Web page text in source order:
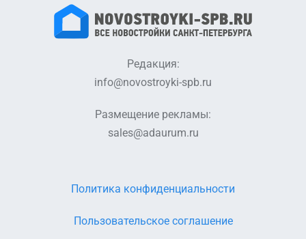
Редакция:
info@novostroyki-spb.ru
Размещение рекламы:
sales@adaurum.ru
Пользовательское соглашение
Политика конфиденциальности